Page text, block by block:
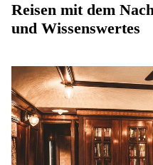
Reisen mit dem
und Wissenswertes